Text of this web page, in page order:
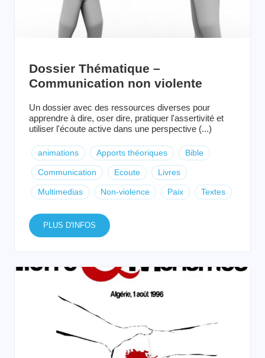
Dossier Thématique –
Communication non violente
Un dossier avec des ressources diverses pour
apprendre à dire, oser dire, pratiquer l'assertivité et
utiliser l'écoute active dans une perspective (...)
animations Apports théoriques Bible
Communication Ecoute Livres
Multimedias Non-violence Paix Textes
PLUS D'INFOS